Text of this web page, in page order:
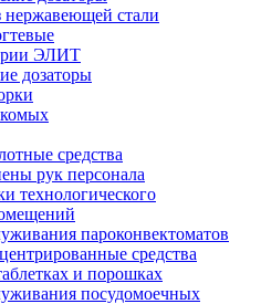
нержавеющей стали
ЭЛИТ
дозаторы
средства
рук персонала
технологического
пароконвектоматов
средства
и порошках
посудомоечных